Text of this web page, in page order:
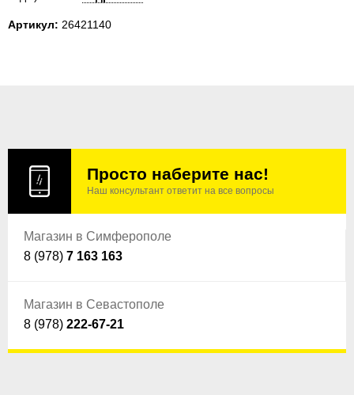
Артикул: 26421140
Просто наберите нас!
Наш консультант ответит на все вопросы
Магазин в Симферополе
8 (978) 7 163 163
Магазин в Севастополе
8 (978) 222-67-21